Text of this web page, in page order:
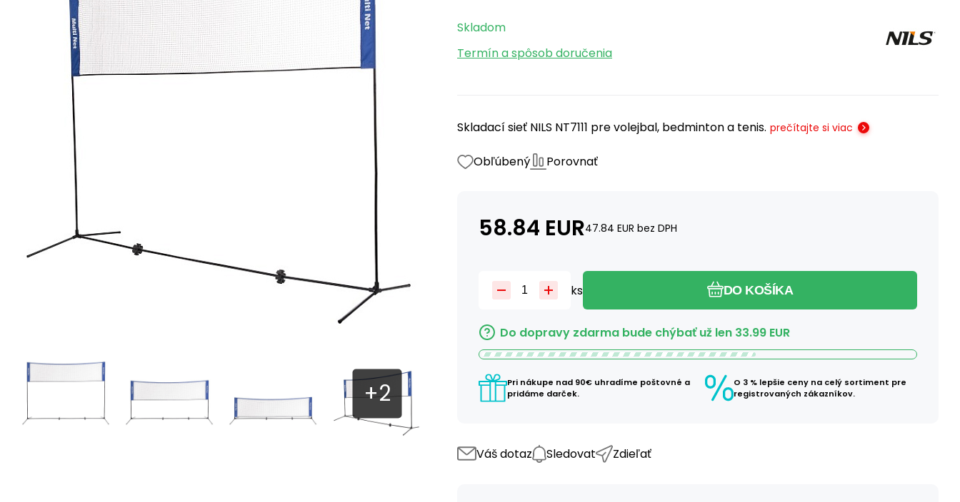
Skladom
Termín a spôsob doručenia
Skladací sieť NILS NT7111 pre volejbal, bedminton a tenis. prečítajte si viac
Obľúbený Porovnať
58.84 EUR47.84 EUR bez DPH
ks DO KOŠÍKA
Do dopravy zdarma bude chýbať už len 33.99 EUR
Pri nákupe nad 90€ uhradíme poštovné a
pridáme darček.
O 3 % lepšie ceny na celý sortiment pre
registrovaných zákazníkov.
Váš dotaz Sledovat Zdieľať